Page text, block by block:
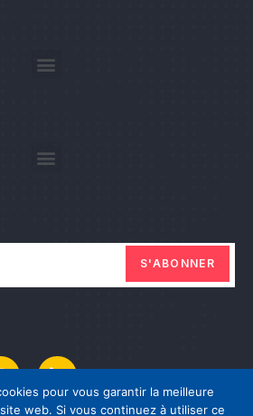
S'ABONNER
pour vous garantir la meilleure
web. Si vous continuez à utiliser ce